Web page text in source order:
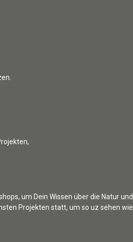
um Dein Wissen über die Natur und
Projekten statt, um so uz sehen wie